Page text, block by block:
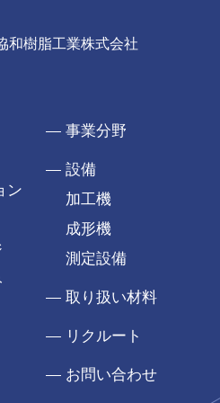
和樹脂工業株式会社
ン
事業分野
設備
加工機
成形機
測定設備
取り扱い材料
リクルート
お問い合わせ